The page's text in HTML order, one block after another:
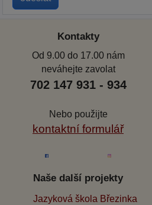
Kontakty
Od 9.00 do 17.00 nám
neváhejte zavolat
702 147 931 - 934
Nebo použijte
kontaktní formulář
Naše další projekty
Jazyková škola Březinka